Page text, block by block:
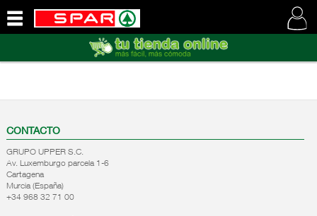
SOMOS
CONTACTO
GRUPO UPPER S.C.
Av. Luxemburgo parcela 1-6
Cartagena
Murcia (España)
+34 968 32 71 00